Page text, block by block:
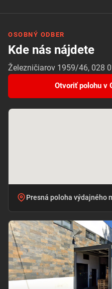
OSOBNÝ ODBER
Kde nás nájdete
Železničiarov 1959/46, 028
Otvoriť polohu v
Presná poloha výdajného